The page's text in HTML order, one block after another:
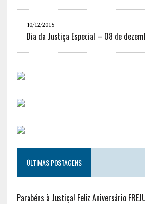
10/12/2015
Dia da Justiça Especial – 08 de
ÚLTIMAS POSTAGENS
Parabéns à Justiça! Feliz Aniversário